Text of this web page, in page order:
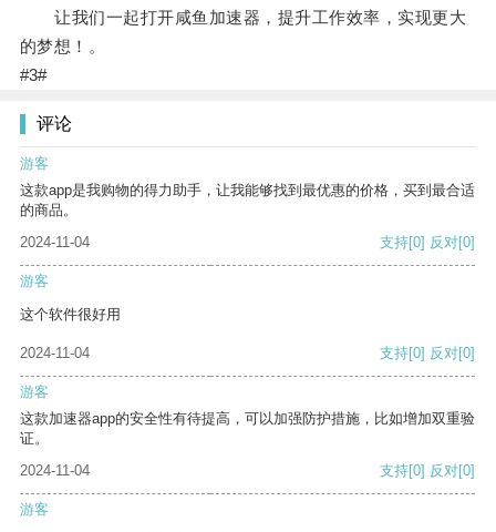
让我们一起打开咸鱼加速器，提升工作效率，实现更大
的梦想！。
#3#
评论
游客
这款app是我购物的得力助手，让我能够找到最优惠的价格，买到最合适
的商品。
2024-11-04
支持[0] 反对[0]
游客
这个软件很好用
2024-11-04 支持[0] 反对[0]
游客
这款加速器app的安全性有待提高，可以加强防护措施，比如增加双重验
证。
2024-11-04
支持[0] 反对[0]
游客